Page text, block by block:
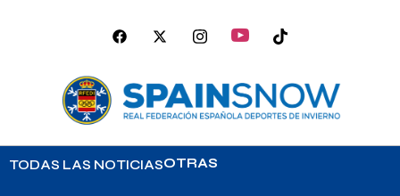
TODAS LAS NOTICIASOTRAS